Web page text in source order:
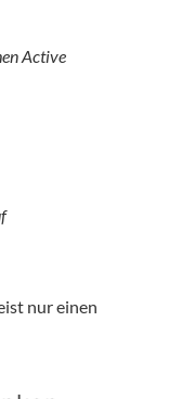
Active
nur einen